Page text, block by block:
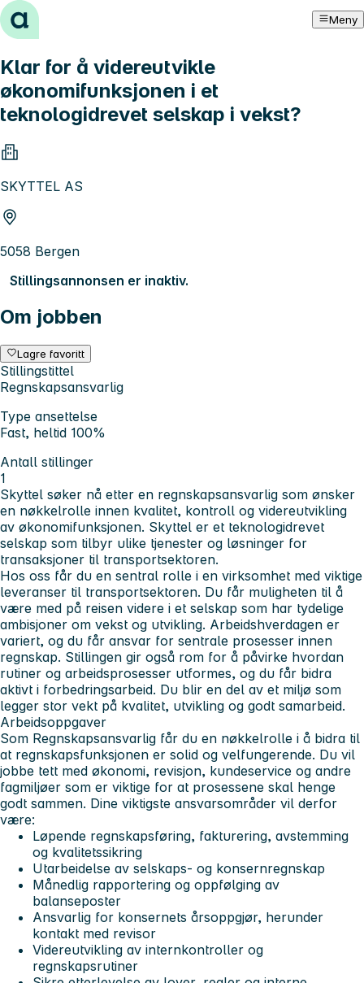
Hopp til innhold Meny
Klar for å videreutvikle
økonomifunksjonen i et
teknologidrevet selskap i vekst?
SKYTTEL AS
5058 Bergen
Stillingsannonsen er inaktiv.
Om jobben
Lagre favoritt
Stillingstittel
Regnskapsansvarlig
Type ansettelse
Fast, heltid 100%
Antall stillinger
1
Skyttel søker nå etter en regnskapsansvarlig som ønsker
en nøkkelrolle innen kvalitet, kontroll og videreutvikling
av økonomifunksjonen. Skyttel er et teknologidrevet
selskap som tilbyr ulike tjenester og løsninger for
transaksjoner til transportsektoren.
Hos oss får du en sentral rolle i en virksomhet med viktige
leveranser til transportsektoren. Du får muligheten til å
være med på reisen videre i et selskap som har tydelige
ambisjoner om vekst og utvikling. Arbeidshverdagen er
variert, og du får ansvar for sentrale prosesser innen
regnskap. Stillingen gir også rom for å påvirke hvordan
rutiner og arbeidsprosesser utformes, og du får bidra
aktivt i forbedringsarbeid. Du blir en del av et miljø som
legger stor vekt på kvalitet, utvikling og godt samarbeid.
Arbeidsoppgaver
Som Regnskapsansvarlig får du en nøkkelrolle i å bidra til
at regnskapsfunksjonen er solid og velfungerende. Du vil
jobbe tett med økonomi, revisjon, kundeservice og andre
fagmiljøer som er viktige for at prosessene skal henge
godt sammen. Dine viktigste ansvarsområder vil derfor
være:
Løpende regnskapsføring, fakturering, avstemming
og kvalitetssikring
Utarbeidelse av selskaps- og konsernregnskap
Månedlig rapportering og oppfølging av
balanseposter
Ansvarlig for konsernets årsoppgjør, herunder
kontakt med revisor
Videreutvikling av internkontroller og
regnskapsrutiner